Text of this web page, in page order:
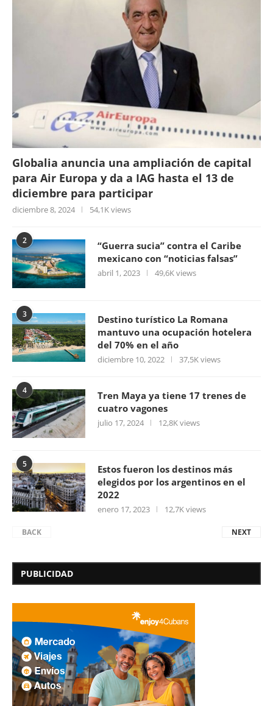
Globalia anuncia una ampliación de capital
para Air Europa y da a IAG hasta el 13 de
diciembre para participar
diciembre 8, 2024 54,1K views
2
“Guerra sucia” contra el Caribe
mexicano con “noticias falsas”
abril 1, 2023 49,6K views
3
Destino turístico La Romana
mantuvo una ocupación hotelera
del 70% en el año
diciembre 10, 2022 37,5K views
4
Tren Maya ya tiene 17 trenes de
cuatro vagones
julio 17, 2024 12,8K views
5
Estos fueron los destinos más
elegidos por los argentinos en el
2022
enero 17, 2023 12,7K views
BACK NEXT
PUBLICIDAD